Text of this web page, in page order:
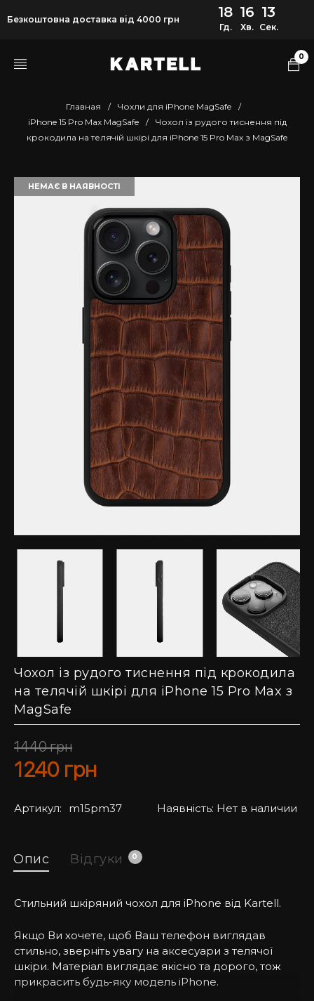
Безкоштовна доставка від 4000 грн 18
Гд.
16
Хв.
13
Сек.
0
Главная / Чохли для iPhone MagSafe
/
iPhone 15 Pro Max MagSafe
/
Чохол із рудого тиснення під
крокодила на телячій шкірі для iPhone 15 Pro Max з MagSafe
НЕМАЄ В НАЯВНОСТІ
Чохол із рудого тиснення під крокодила
на телячій шкірі для iPhone 15 Pro Max з
MagSafe
1440грн
1240 грн
Артикул: m15pm37 Наявність: Нет в наличии
Опис Відгуки 0
Стильний шкіряний чохол для iPhone від Kartell.
Якщо Ви хочете, щоб Ваш телефон виглядав
стильно, зверніть увагу на аксесуари з телячої
шкіри. Матеріал виглядає якісно та дорого, тож
прикрасить будь-яку модель iPhone.